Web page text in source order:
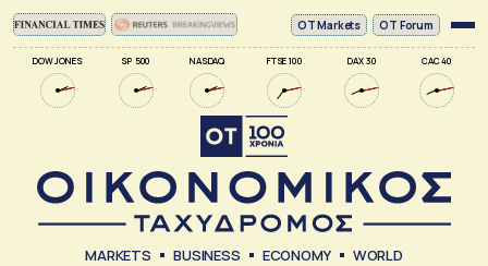
DOW JONES SP 500 NASDAQ FTSE 100 DAX 30 CAC 40
ΟΤ Markets OT Forum
MARKETS BUSINESS ECONOMY WORLD